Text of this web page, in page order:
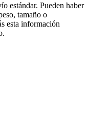
estándar. Pueden haber
tamaño o
esta información